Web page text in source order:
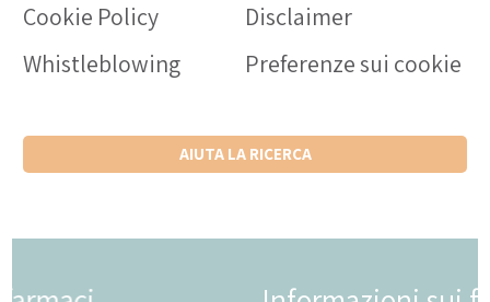
Cookie Policy
Disclaimer
Whistleblowing
Preferenze sui cookie
AIUTA LA RICERCA